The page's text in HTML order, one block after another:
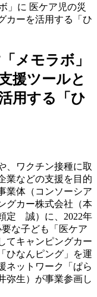
」に 医ケア児の災
カーを活用する「ひ
メモラボ」
援ツールと
用する「ひ
、ワクチン接種に取
業などの支援を目的
業体（コンソーシア
グカー株式会社（本
定 誠）に、2022年
な子ども「医ケア
てキャンピングカー
ひなんピング」を運
ネットワーク「ぱら
弥生）が事業参画し